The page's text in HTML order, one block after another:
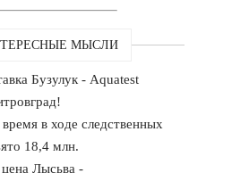
МЫСЛИ
Бузулук - Aquatest
в ходе следственных
18,4 млн.
Лысьва -